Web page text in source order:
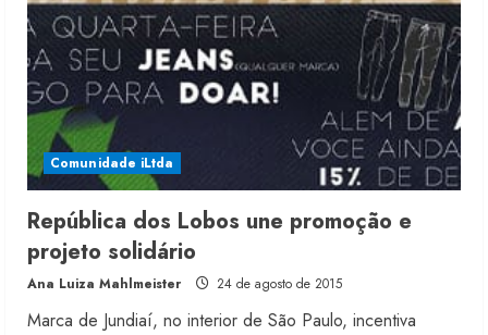
Comunidade iLtda
República dos Lobos une promoção e
projeto solidário
Ana Luiza Mahlmeister 24 de agosto de 2015
Marca de Jundiaí, no interior de São Paulo, incentiva
2
Moda vende US$63,7 bilhões em
produtos licenciados
6 de agosto de 2026